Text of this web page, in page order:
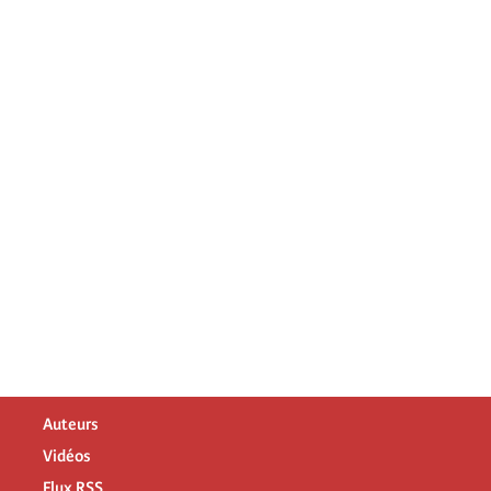
Auteurs
Vidéos